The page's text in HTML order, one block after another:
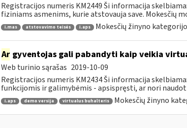
Registracijos numeris KM2449 Ši informacija
fiziniams asmenims, kurie atstovauja save. Mokesčių
i.mas atstovavimo teisės i.aps Mokesčių žinyno
Argyventojas gali pabandyti kaip veikia
Web turinio sąrašas 2019-10-09
Registracijos numeris KM2434 Ši informacija
funkcijomis ir galimybėmis - apsispręsti, ar nori
i.aps demo versija virtualus buhalteris Mokesčių žinyno